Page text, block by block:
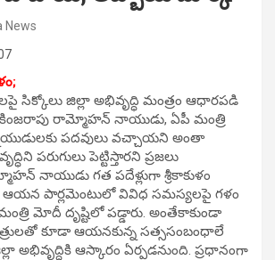
News
జిల్లా అభివృద్ధి మంత్రం ఆధారపడి
కింజరాపు రామ్మోహన్ నాయుడు, ఏపీ మంత్రి
పదవులు వచ్చాయని అంతా
పరుగులు పెట్టిస్తారని ప్రజలు
నాయుడు గత పదేళ్లుగా శ్రీకాకుళం
ఆయన పార్లమెంటులో వివిధ సమస్యలపై గళం
మోదీ దృష్టిలో పడ్డారు. అంతేకాకుండా
కూడా ఆయనకున్న సత్ససంబంధాలే
అభివృద్ధికి ఆస్కారం ఏర్పడనుంది. ప్రధానంగా